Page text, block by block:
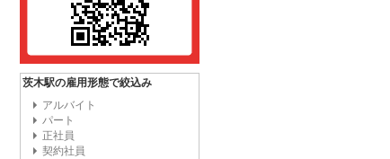
茨木駅の雇用形態で絞込み
アルバイト
パート
正社員
契約社員